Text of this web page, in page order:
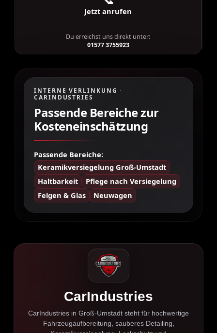
Jetzt anrufen
Du erreichst uns direkt unter:
01577 3755923
INTERNE VERLINKUNG ·
CARINDUSTRIES
Passende Bereiche zur
Kosteneinschätzung
Passende Bereiche:
Keramikversiegelung Groß-Umstadt
Haltbarkeit
Pflege nach Versiegelung
Felgen & Glas
Neuwagen
CarIndustries
CarIndustries in Groß-Umstadt steht für hochwertige
Fahrzeugaufbereitung, sauberes Detailing,